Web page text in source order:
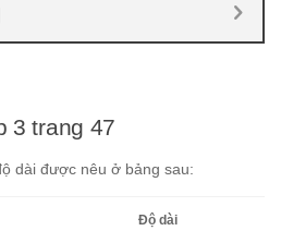
3 trang 47
dài được nêu ở bảng sau:
Độ dài